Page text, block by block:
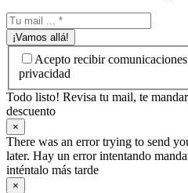
¡Vamos allá!
Acepto recibir
privacidad
Todo listo! Revisa tu mail, te
descuento
×
There was an error trying to send
later. Hay un error intentando
inténtalo más tarde
×